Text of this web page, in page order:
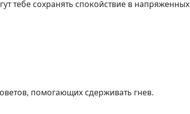
тебе сохранять спокойствие в напряженных
помогающих сдерживать гнев.